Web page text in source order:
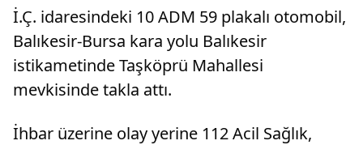
İ.Ç. idaresindeki 10 ADM 59 plakalı otomobil,
Balıkesir-Bursa kara yolu Balıkesir
istikametinde Taşköprü Mahallesi
mevkisinde takla attı.
İhbar üzerine olay yerine 112 Acil Sağlık,